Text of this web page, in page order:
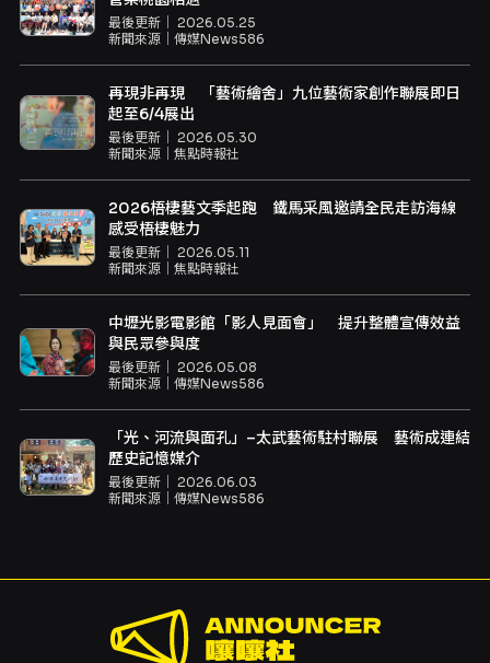
最後更新｜ 2026.05.25
新聞來源｜ 傳媒News586
再現非再現 「藝術繪舍」九位藝術家創作聯展即日
起至6/4展出
最後更新｜ 2026.05.30
新聞來源｜ 焦點時報社
2026梧棲藝文季起跑 鐵馬采風邀請全民走訪海線
感受梧棲魅力
最後更新｜ 2026.05.11
新聞來源｜ 焦點時報社
中壢光影電影館「影人見面會」 提升整體宣傳效益
與民眾參與度
最後更新｜ 2026.05.08
新聞來源｜ 傳媒News586
「光、河流與面孔」–太武藝術駐村聯展 藝術成連結
歷史記憶媒介
最後更新｜ 2026.06.03
新聞來源｜ 傳媒News586